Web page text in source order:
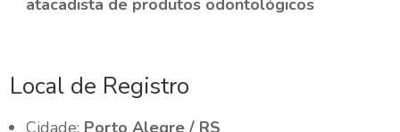
atacadista de produtos odontológicos
Local de Registro
Cidade: Porto Alegre / RS